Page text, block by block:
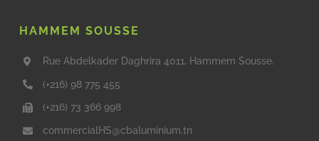
HAMMEM SOUSSE
Rue Abdelkader Daghrira 4011, Hammem Sousse.
(+216) 98 775 455
(+216) 73 366 998
commercialHS@cbaluminium.tn